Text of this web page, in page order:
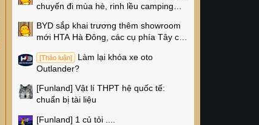
chuyến đi mùa hè, rinh lều camping
BYD sắp khai trương thêm showroom
mới HTA Hà Đông, các cụ phía Tây có
[Thảo luận]
Làm lại khóa xe oto
Outlander?
[Funland] Vật lí THPT hệ quốc tế:
chuẩn bị tài liệu
[Funland] 1 củ tỏi ....